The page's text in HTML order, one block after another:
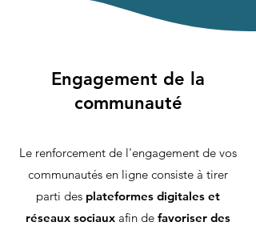
Engagement de la
communauté
Le renforcement de l'engagement de vos
communautés en ligne consiste à tirer
parti des plateformes digitales et
réseaux sociaux afin de favoriser des